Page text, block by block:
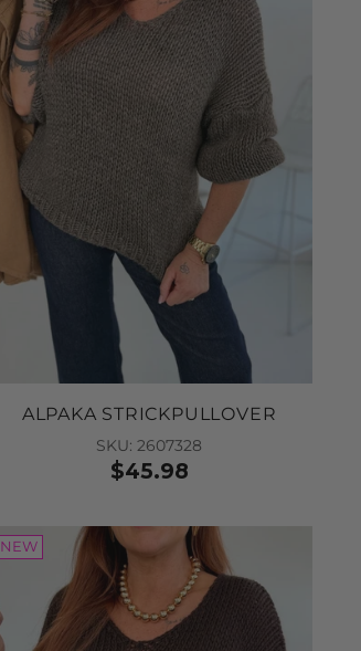
ALPAKA STRICKPULLOVER
SKU: 2607328
$45.98
NEW